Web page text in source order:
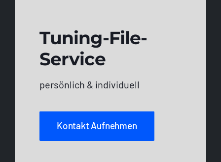
Tuning-File-
Service
persönlich & individuell
Kontakt Aufnehmen